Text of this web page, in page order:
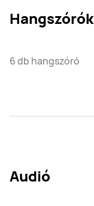
Hangszórók
6 db hangszóró
Audió